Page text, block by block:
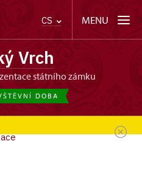
CS MENU
Vrch
státního zámku
DOBA